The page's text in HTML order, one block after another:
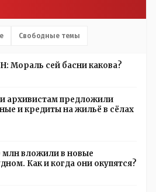
Свободные темы
Мораль сей басни какова?
архивистам предложили
и кредиты на жильё в сёлах
млн вложили в новые
Как и когда они окупятся?